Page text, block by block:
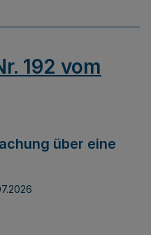
192 vom
über eine